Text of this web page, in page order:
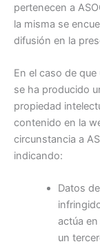
pertenecen a
la misma se
difusión en la
En el caso de
se ha producido
propiedad
contenido en la
circunstancia a
indicando:
Datos
actúa
un